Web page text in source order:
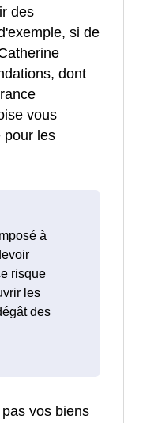
des
si de
dont
vous
pour les
à
risque
les
des
vos biens